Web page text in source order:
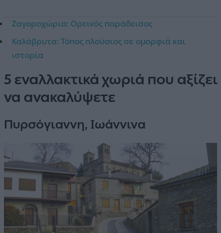
Ζαγοροχώρια: Ορεινός παράδεισος
Καλάβρυτα: Τόπος πλούσιος σε ομορφιά και
ιστορία
5 εναλλακτικά χωριά που αξίζει
να ανακαλύψετε
Πυρσόγιαννη, Ιωάννινα